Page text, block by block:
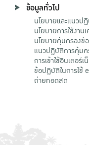
ข้อมูลทั่วไป
นโยบายและแนวป
นโยบายการใช้งาน
นโยบายคุ้มครอง
แนวปฏิบัติการคุ้ม
การเข้าใช้อินเตอร์เ
ข้อปฏิบัติในการใช้
ถ่ายทอดสด